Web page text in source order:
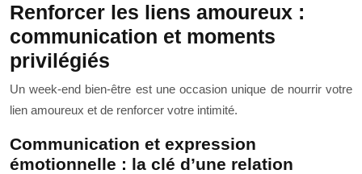
Renforcer les liens amoureux :
communication et moments
privilégiés
Un week-end bien-être est une occasion unique de nourrir votre
lien amoureux et de renforcer votre intimité.
Communication et expression
émotionnelle : la clé d’une relation